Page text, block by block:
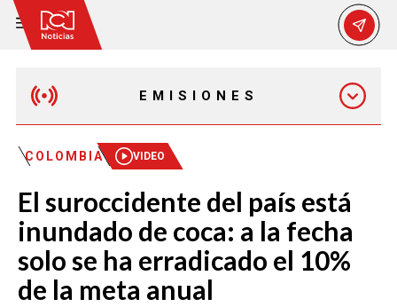
EMISIONES
MAÑANA EXPRESS
EMISIÓN 12:30 PM
EMISIÓN 7:00 PM
COLOMBIA VIDEO
El suroccidente del país está
inundado de coca: a la fecha
solo se ha erradicado el 10%
de la meta anual